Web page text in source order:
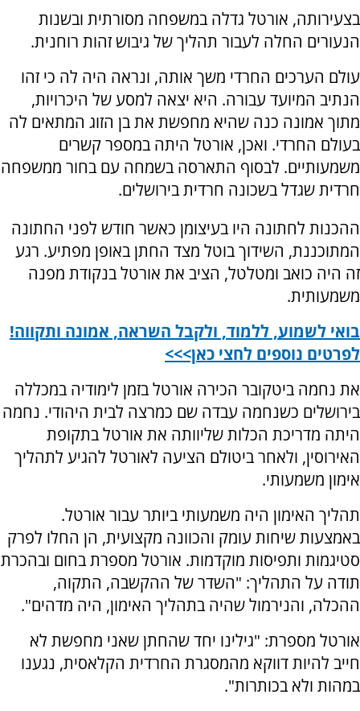
בצעירותה, אורטל גדלה במשפחה מסורתית ובשנות
הנעורים החלה לעבור תהליך של גיבוש זהות רוחנית.
עולם הערכים החרדי משך אותה, ונראה היה לה כי זהו
הנתיב המיועד עבורה. היא יצאה למסע של היכרויות,
מתוך אמונה כנה שהיא מחפשת את בן הזוג המתאים לה
בעולם החרדי. ואכן, אורטל היתה במספר קשרים
משמעותיים. לבסוף התארסה בשמחה עם בחור ממשפחה
חרדית שגדל בשכונה חרדית בירושלים.
ההכנות לחתונה היו בעיצומן כאשר חודש לפני החתונה
המתוכננת, השידוך בוטל מצד החתן באופן מפתיע. רגע
זה היה כואב ומטלטל, הציב את אורטל בנקודת מפנה
משמעותית.
בואי לשמוע, ללמוד, ולקבל השראה, אמונה ותקווה!
לפרטים נוספים לחצי כאן>>>
את נחמה ביטקובר הכירה אורטל בזמן לימודיה במכללה
בירושלים כשנחמה עבדה שם כמרצה לבית היהודי. נחמה
היתה מדריכת הכלות שליוותה את אורטל בתקופת
האירוסין, ולאחר ביטולם הציעה לאורטל להגיע לתהליך
אימון משמעותי.
תהליך האימון היה משמעותי ביותר עבור אורטל.
באמצעות שיחות עומק והכוונה מקצועית, הן החלו לפרק
סטיגמות ותפיסות מוקדמות. אורטל מספרת בחום ובהכרת
תודה על התהליך: "השדר של ההקשבה, התקוה,
ההכלה, והנירמול שהיה בתהליך האימון, היה מדהים".
אורטל מספרת: "גילינו יחד שהחתן שאני מחפשת לא
חייב להיות דווקא מהמסגרת החרדית הקלאסית, נגענו
במהות ולא בכותרות".